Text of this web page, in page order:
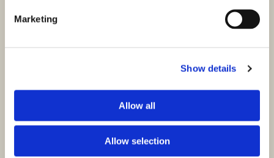
Marketing
Show details
Allow all
Allow selection